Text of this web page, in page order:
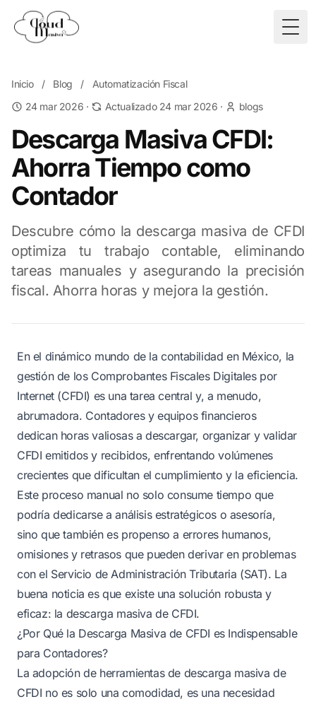
Inicio / Blog /
Automatización Fiscal
24 mar 2026 · Actualizado 24 mar 2026 · blogs
Descarga Masiva CFDI:
Ahorra Tiempo como
Contador
Descubre cómo la descarga masiva de CFDI
optimiza tu trabajo contable, eliminando
tareas manuales y asegurando la precisión
fiscal. Ahorra horas y mejora la gestión.
En el dinámico mundo de la contabilidad en México, la
gestión de los Comprobantes Fiscales Digitales por
Internet (CFDI) es una tarea central y, a menudo,
abrumadora. Contadores y equipos financieros
dedican horas valiosas a descargar, organizar y validar
CFDI emitidos y recibidos, enfrentando volúmenes
crecientes que dificultan el cumplimiento y la eficiencia.
Este proceso manual no solo consume tiempo que
podría dedicarse a análisis estratégicos o asesoría,
sino que también es propenso a errores humanos,
omisiones y retrasos que pueden derivar en problemas
con el Servicio de Administración Tributaria (SAT). La
buena noticia es que existe una solución robusta y
eficaz: la descarga masiva de CFDI.
¿Por Qué la Descarga Masiva de CFDI es Indispensable
para Contadores?
La adopción de herramientas de descarga masiva de
CFDI no es solo una comodidad, es una necesidad